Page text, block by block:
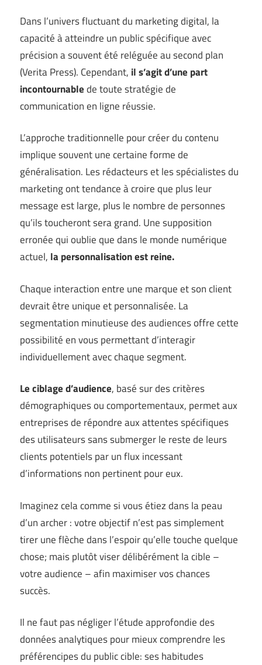
Dans l’univers fluctuant du marketing digital, la
capacité à atteindre un public spécifique avec
précision a souvent été reléguée au second plan
(Verita Press). Cependant, il s’agit d’une part
incontournablede toute stratégie de
communication en ligne réussie.
L’approche traditionnelle pour créer du contenu
implique souvent une certaine forme de
généralisation. Les rédacteurs et les spécialistes du
marketing ont tendance à croire que plus leur
message est large, plus le nombre de personnes
qu’ils toucheront sera grand. Une supposition
erronée qui oublie que dans le monde numérique
actuel, la personnalisation est reine.
Chaque interaction entre une marque et son client
devrait être unique et personnalisée. La
segmentation minutieuse des audiences offre cette
possibilité en vous permettant d’interagir
individuellement avec chaque segment.
Le ciblage d’audience, basé sur des critères
démographiques ou comportementaux, permet aux
entreprises de répondre aux attentes spécifiques
des utilisateurs sans submerger le reste de leurs
clients potentiels par un flux incessant
d’informations non pertinent pour eux.
Imaginez cela comme si vous étiez dans la peau
d’un archer : votre objectif n’est pas simplement
tirer une flèche dans l’espoir qu’elle touche quelque
chose; mais plutôt viser délibérément la cible –
votre audience – afin maximiser vos chances
succès.
Il ne faut pas négliger l’étude approfondie des
données analytiques pour mieux comprendre les
préférencipes du public cible: ses habitudes